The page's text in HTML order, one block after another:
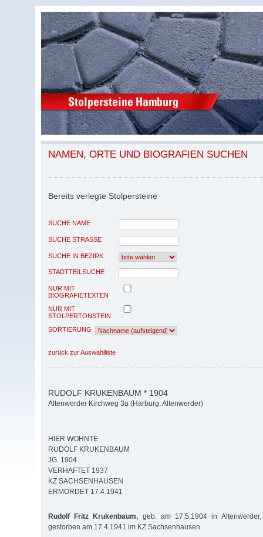
NAMEN, ORTE UND BIOGRAFIEN SUCHEN
Bereits verlegte Stolpersteine
SUCHE NAME
SUCHE STRASSE
SUCHE IN BEZIRK
STADTTEILSUCHE
NUR MIT
BIOGRAFIETEXTEN
NUR MIT
STOLPERTONSTEIN
SORTIERUNG
zurück zur Auswahlliste
RUDOLF KRUKENBAUM * 1904
Altenwerder Kirchweg 3a (Harburg, Altenwerder)
HIER WOHNTE
RUDOLF KRUKENBAUM
JG. 1904
VERHAFTET 1937
KZ SACHSENHAUSEN
ERMORDET 17.4.1941
Rudolf Fritz Krukenbaum, geb. am 17.5.1904 in
gestorben am 17.4.1941 im KZ Sachsenhausen